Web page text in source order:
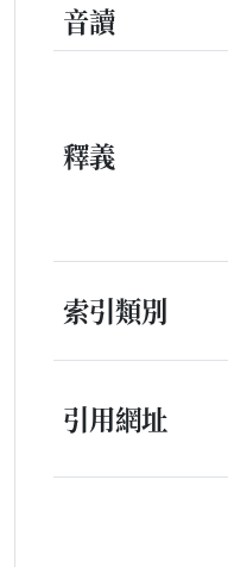
音讀
釋義
索引類別
引用網址